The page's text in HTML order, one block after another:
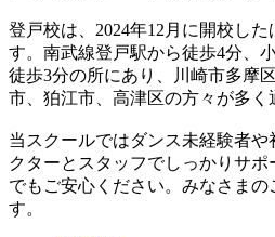
登戸校は、2024年12月に開校し
す。南武線登戸駅から徒歩4分、
徒歩3分の所にあり、川崎市多摩
市、狛江市、高津区の方々が多く
当スクールではダンス未経験者
クターとスタッフでしっかりサ
でもご安心ください。みなさまの
す。